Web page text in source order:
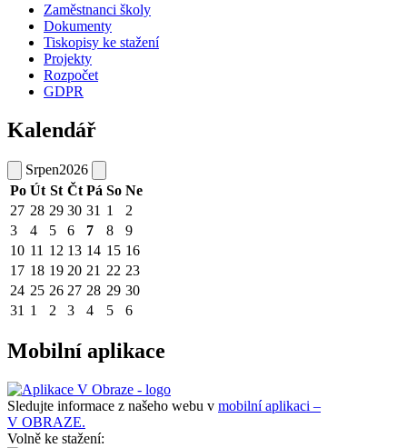
Zaměstnanci školy
Dokumenty
Tiskopisy ke stažení
Projekty
Rozpočet
GDPR
Kalendář
Srpen2026
Po Út St Čt Pá So Ne
27 28 29 30 31 1
2
3
4 5 6 7 8
9
10 11 12 13 14 15 16
17 18 19 20 21 22 23
24 25 26 27 28 29 30
31 1 2 3 4 5 6
Mobilní aplikace
Sledujte informace z našeho webu v mobilní aplikaci –
V OBRAZE.
Volně ke stažení: